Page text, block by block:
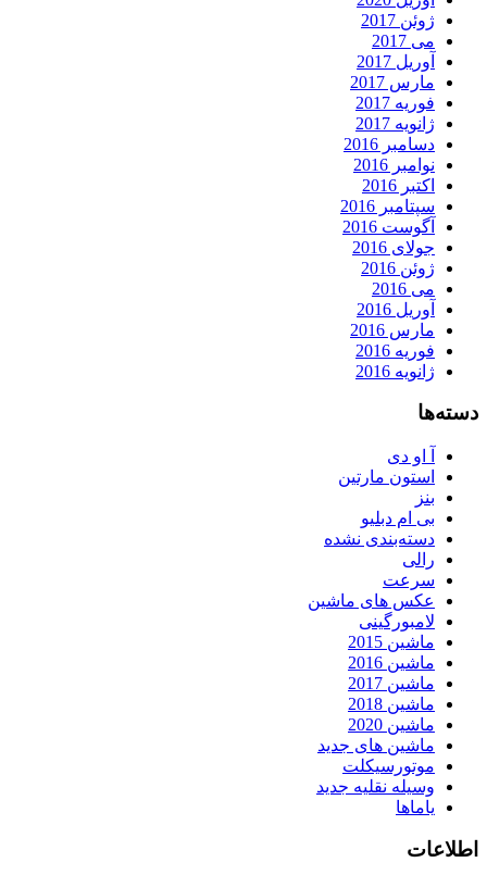
ژوئن 2017
می 2017
آوریل 2017
مارس 2017
فوریه 2017
ژانویه 2017
دسامبر 2016
نوامبر 2016
اکتبر 2016
سپتامبر 2016
آگوست 2016
جولای 2016
ژوئن 2016
می 2016
آوریل 2016
مارس 2016
فوریه 2016
ژانویه 2016
دسته‌ها
آ او دی
استون مارتین
بنز
بی ام دبلیو
دسته‌بندی نشده
رالی
سرعت
عکس های ماشین
لامبورگینی
ماشین 2015
ماشین 2016
ماشین 2017
ماشین 2018
ماشین 2020
ماشین های جدید
موتورسیکلت
وسیله نقلیه جدید
یاماها
اطلاعات